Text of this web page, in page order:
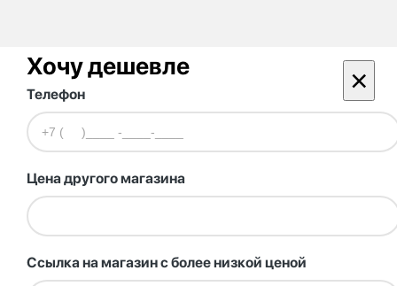
Хочу дешевле ×
Телефон
Цена другого магазина
Ссылка на магазин с более низкой ценой